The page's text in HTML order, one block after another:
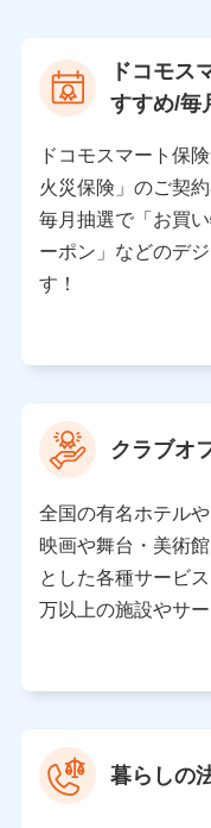
当社又は株式会社
スにおけるユーザ
を受けている保険
情報を提供するた
ため、またそれら
ドコモおよび提携
（各サービスで取
トの閲覧履歴、購
ータを分析して、
上記に係る案内・
【当該個人データの管
所・代表者名】
当該個人データを取
り）
東京都千代田区永田
株式会社NTTドコモ
東京都中央区日本橋
ビル 3F
※ 当社および株式会
ドコモス
すすめ/毎
ドコモスマート保
火災保険」のご契約
毎月抽選で「お買
ーポン」などのデ
す！
クラブオ
全国の有名ホテル
映画や舞台・美術
とした各種サービ
万以上の施設やサ
暮らしの